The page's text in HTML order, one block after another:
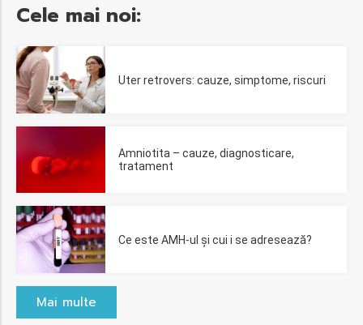
Cele mai noi:
Uter retrovers: cauze, simptome, riscuri
Amniotita – cauze, diagnosticare,
tratament
Ce este AMH-ul și cui i se adresează?
Mai multe